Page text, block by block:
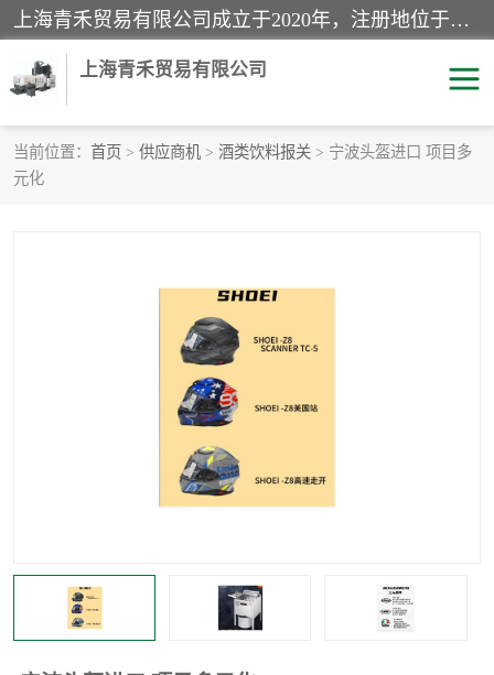
上海青禾贸易有限公司成立于2020年，注册地位于上海市宝山区。经营范围包括：机械设备、五金制品、劳防用品、电子产品、塑胶制品、家具、模具、纺织品、仪器仪表、建筑材料、装饰材料、化工产品、金属制品、机车配件等货物进出口报关、清关服务。
上海青禾贸易有限公司
当前位置： 首页 > 供应商机 > 酒类饮料报关 > 宁波头盔进口 项目多
元化
酒类饮料报关
进口杂货清关
机床进口清关